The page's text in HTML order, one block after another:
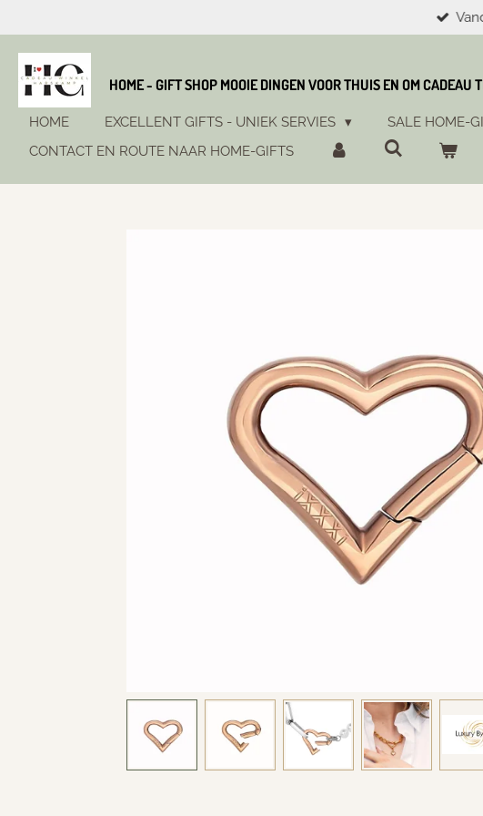
direct
naar
de
hoofdinhoud
HOME - GIFT SHOP MOOIE DINGEN VOOR THUIS EN OM CADEAU
HOME EXCELLENT GIFTS - UNIEK SERVIES SALE HOME-
CONTACT EN ROUTE NAAR HOME-GIFTS